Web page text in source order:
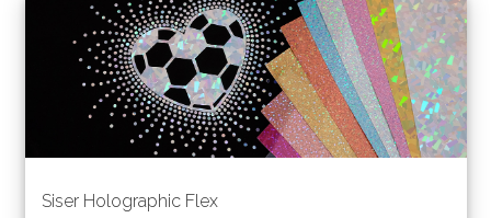
Siser Holographic Flex